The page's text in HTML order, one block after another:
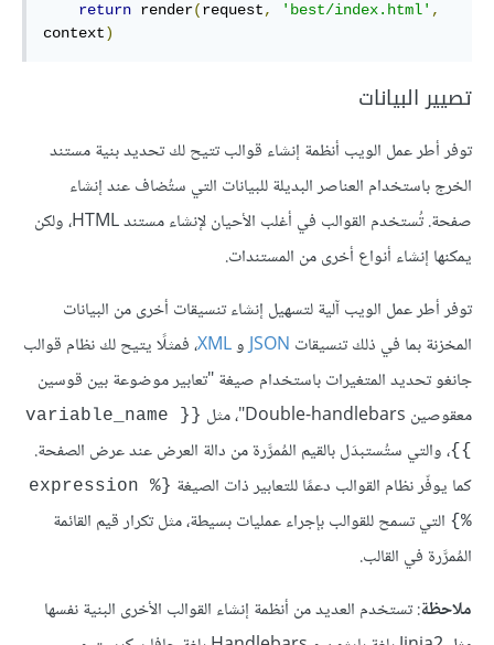
return render(request, 'best/index.html' ,
context)
تصيير البيانات
توفر أطر عمل الويب أنظمة إنشاء قوالب تتيح لك تحديد بنية مستند
الخرج باستخدام العناصر البديلة للبيانات التي ستُضاف عند إنشاء
صفحة. تُستخدم القوالب في أغلب الأحيان لإنشاء مستند HTML، ولكن
يمكنها إنشاء أنواع أخرى من المستندات.
توفر أطر عمل الويب آلية لتسهيل إنشاء تنسيقات أخرى من البيانات
المخزنة بما في ذلك تنسيقات JSONوXML، فمثلًا يتيح لك نظام قوالب
جانغو تحديد المتغيرات باستخدام صيغة "تعابير موضوعة بين قوسين
معقوصين Double-handlebars"، مثل
}}، والتي ستُستبدَل بالقيم المُمرَّرة من دالة العرض عند عرض الصفحة.
كما يوفّر نظام القوالب دعمًا للتعابير ذات الصيغة
%} التي تسمح للقوالب بإجراء عمليات بسيطة، مثل تكرار قيم القائمة
المُمرَّرة في القالب.
ملاحظة: تستخدم العديد من أنظمة إنشاء القوالب الأخرى البنية نفسها